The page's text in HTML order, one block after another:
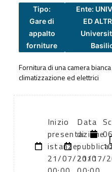
Tipo:
Gare di
appalto
forniture
Ente:
ED
Fornitura di una camera
climatizzazione ed elettrici
Inizio
presentazione
istanze:
21/07/2011
Data
di
21/07/